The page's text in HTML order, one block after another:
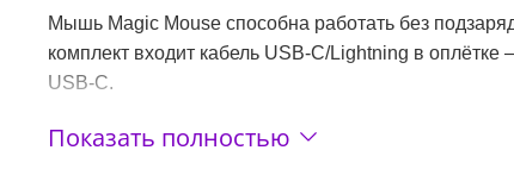
Мышь Magic Mouse способна работать без
комплект входит кабель USB‑C/Lightning в
USB‑C.
Беспроводная мышь Magic Mouse работает от
Показать полностью